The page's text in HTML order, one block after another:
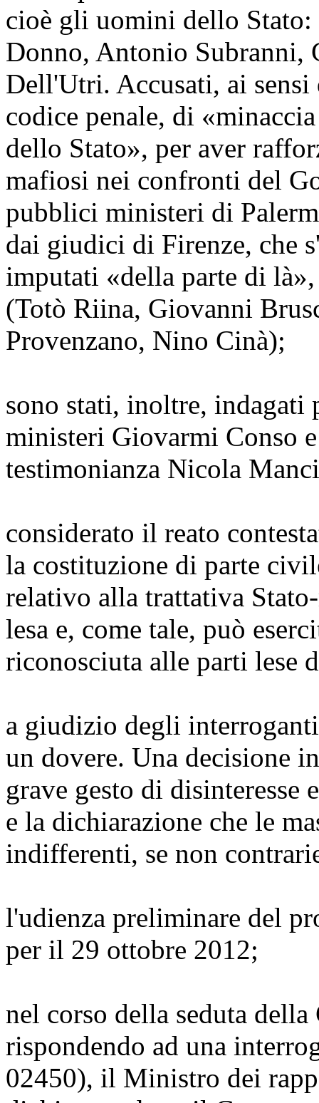
cioè gli uomini dello
Donno, Antonio Subranni,
Dell'Utri. Accusati, ai
codice penale, di
dello Stato», per aver
mafiosi nei confronti del
pubblici ministeri di
dai giudici di Firenze, che
imputati «della parte di
(Totò Riina, Giovanni
Provenzano, Nino Cinà);
sono stati, inoltre,
ministeri Giovarmi Conso
testimonianza Nicola
considerato il reato
la costituzione di parte
relativo alla trattativa
lesa e, come tale, può
riconosciuta alle parti lese
a giudizio degli
un dovere. Una decisione
grave gesto di
e la dichiarazione che le
indifferenti, se non
l'udienza preliminare del
per il 29 ottobre 2012;
nel corso della seduta
rispondendo ad una
02450), il Ministro dei